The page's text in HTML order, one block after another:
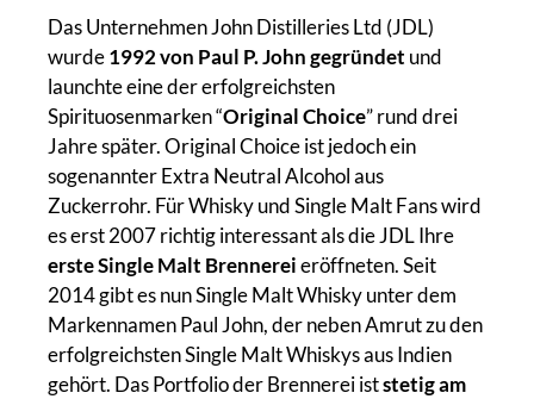
Das Unternehmen John Distilleries Ltd (JDL)
wurde1992 von Paul P. Johngegründet und
launchte eine der erfolgreichsten
Spirituosenmarken “Original Choice” rund drei
Jahre später. Original Choice ist jedoch ein
sogenannter Extra Neutral Alcohol aus
Zuckerrohr. Für Whisky und Single Malt Fans wird
es erst 2007 richtig interessant als die JDL Ihre
erste Single Malt Brennereieröffneten. Seit
2014 gibt es nun Single Malt Whisky unter dem
Markennamen Paul John, der neben Amrut zu den
erfolgreichsten Single Malt Whiskys aus Indien
gehört. Das Portfolio der Brennerei iststetig am